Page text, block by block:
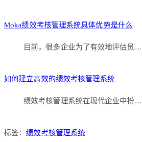
Moka绩效考核管理系统具体优势是什么
目前，很多企业为了有效地评估员…
如何建立高效的绩效考核管理系统
绩效考核管理系统在现代企业中扮…
标签：绩效考核管理系统